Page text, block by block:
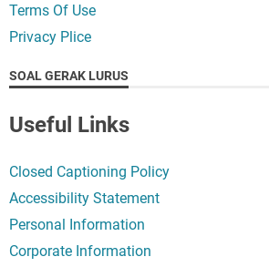
Terms Of Use
Privacy Plice
SOAL GERAK LURUS
Useful Links
Closed Captioning Policy
Accessibility Statement
Personal Information
Corporate Information